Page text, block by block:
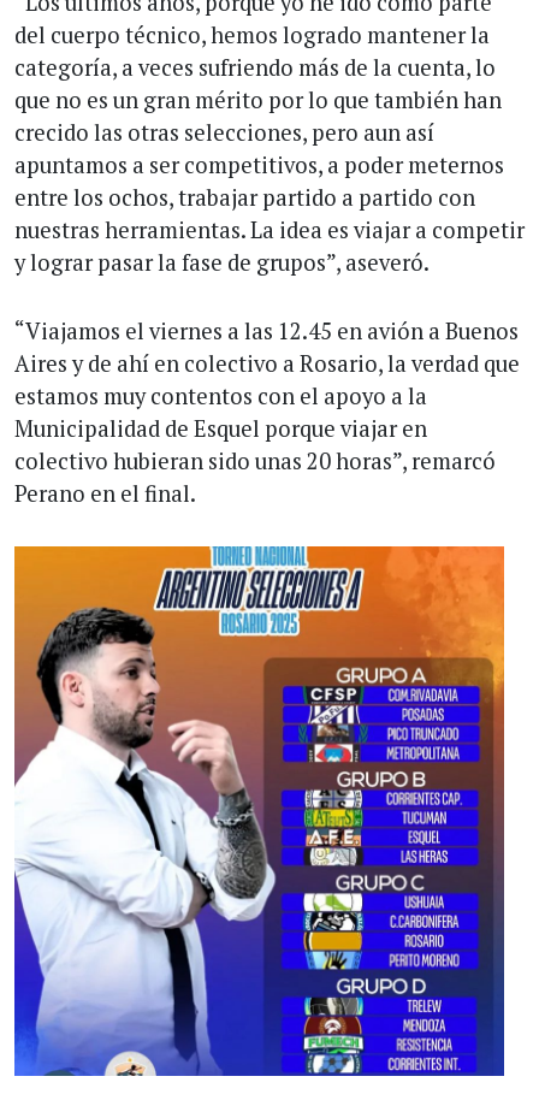
del cuerpo técnico, hemos logrado mantener la
categoría, a veces sufriendo más de la cuenta, lo
que no es un gran mérito por lo que también han
crecido las otras selecciones, pero aun así
apuntamos a ser competitivos, a poder meternos
entre los ochos, trabajar partido a partido con
nuestras herramientas. La idea es viajar a competir
y lograr pasar la fase de grupos”, aseveró.
“Viajamos el viernes a las 12.45 en avión a Buenos
Aires y de ahí en colectivo a Rosario, la verdad que
estamos muy contentos con el apoyo a la
Municipalidad de Esquel porque viajar en
colectivo hubieran sido unas 20 horas”, remarcó
Perano en el final.